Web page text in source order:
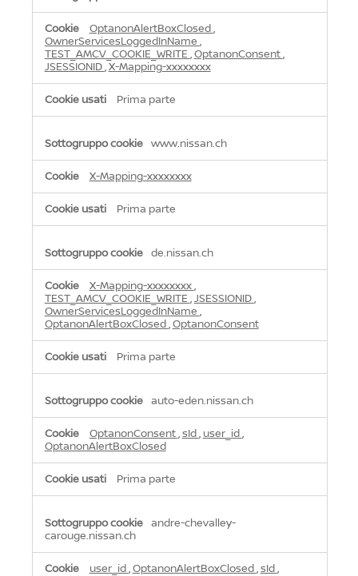
OptanonAlertBoxClosed ,
OwnerServicesLoggedInName ,
TEST_AMCV_COOKIE_WRITE ,OptanonConsent,
JSESSIONID,X-Mapping-xxxxxxxx
Prima parte
www.nissan.ch
X-Mapping-xxxxxxxx
Prima parte
de.nissan.ch
X-Mapping-xxxxxxxx,
TEST_AMCV_COOKIE_WRITE ,JSESSIONID,
OwnerServicesLoggedInName ,
OptanonAlertBoxClosed ,OptanonConsent
Prima parte
auto-eden.nissan.ch
OptanonConsent,sId , user_id ,
OptanonAlertBoxClosed
Prima parte
andre-chevalley-
carouge.nissan.ch
user_id ,OptanonAlertBoxClosed ,sId ,